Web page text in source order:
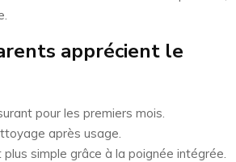
apprécient le
pour les premiers mois.
après usage.
simple grâce à la poignée intégrée.